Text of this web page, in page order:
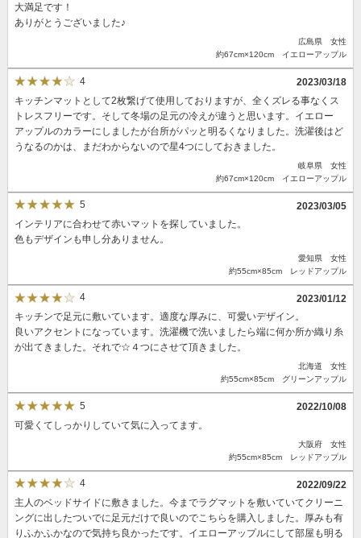
大満足です！
ありがとうございました♪
広島県 女性
約67cm×120cm イエローアップル
4
2023/03/18
キッチンマットとして2枚繋げて使用しておりますが、全くズレる事なくス
トレスフリーです。そして冬場の足元の冷えが違うと思います。イエロー
アップルのカラーにしましたが台所がパッと明るくなりました。洗濯後はど
うなるのかは、まだわからないので星4つにしておきました。
岐阜県 女性
約67cm×120cm イエローアップル
5
2023/03/05
インテリアに合わせて赤いマットを探していました。
色もデザインも申し分ありません。
愛知県 女性
約55cm×85cm レッドアップル
4
2023/01/12
キッチンで足元に敷いています。適度な厚みに、可愛いデザイン。
良いアクセントになっています。洗濯機で洗いましたら端に何か所か織り糸
が出てきました。それで☆４つにさせて頂きました。
北海道 女性
約55cm×85cm グリーンアップル
5
2022/10/08
可愛くてしっかりしていて気に入ってます。
大阪府 女性
約55cm×85cm レッドアップル
4
2022/09/22
主人のベッドサイドに敷きました。今までラグマットを敷いていてクリーニ
ングに出したついでに足元だけで良いのでこちらを購入しました。厚みも有
りふかふかなので気持ち良かったです。イエローアップルにして部屋も明る